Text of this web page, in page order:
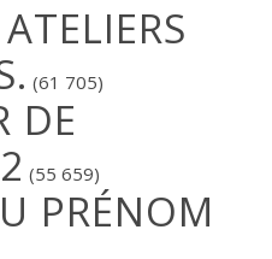
(61 705)
DE
(55 659)
PRÉNOM